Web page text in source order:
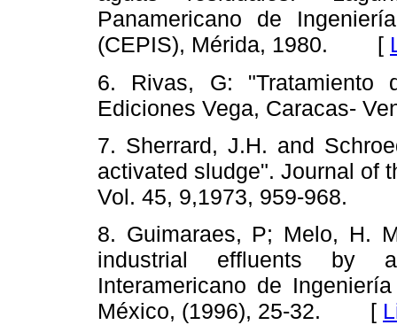
Panamericano de
(CEPIS), Mérida, 1980. [
6. Rivas, G: "Tratamiento
Ediciones Vega, Caracas-
7. Sherrard, J.H. and
activated sludge". Journal of
Vol. 45, 9,1973, 959-
8. Guimaraes, P; Melo, H.
industrial effluents by
Interamericano de
México, (1996), 25-32. [